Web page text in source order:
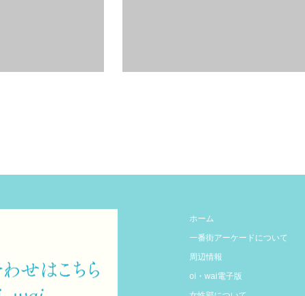
ホーム
一番街アーケードについて
周辺情報
oi・wai電子版